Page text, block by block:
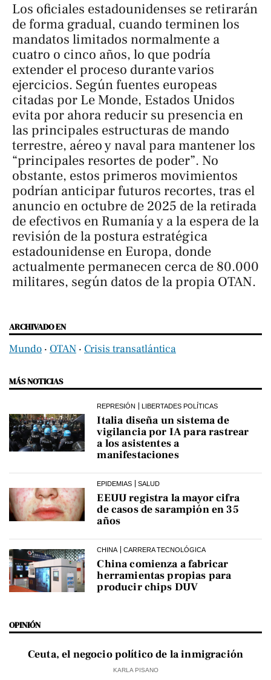
Los oficiales estadounidenses se retirarán
de forma gradual, cuando terminen los
mandatos limitados normalmente a
cuatro o cinco años, lo que podría
extender el proceso durante varios
ejercicios. Según fuentes europeas
citadas por Le Monde, Estados Unidos
evita por ahora reducir su presencia en
las principales estructuras de mando
terrestre, aéreo y naval para mantener los
“principales resortes de poder”. No
obstante, estos primeros movimientos
podrían anticipar futuros recortes, tras el
anuncio en octubre de 2025 de la retirada
de efectivos en Rumanía y a la espera de la
revisión de la postura estratégica
estadounidense en Europa, donde
actualmente permanecen cerca de 80.000
militares, según datos de la propia OTAN.
ARCHIVADO EN
Mundo ‧ OTAN ‧ Crisis transatlántica
MÁS NOTICIAS
REPRESIÓN LIBERTADES POLÍTICAS
Italia diseña un sistema de
vigilancia por IA para rastrear
a los asistentes a
manifestaciones
EPIDEMIAS SALUD
EEUU registra la mayor cifra
de casos de sarampión en 35
años
CHINA CARRERA TECNOLÓGICA
China comienza a fabricar
herramientas propias para
producir chips DUV
OPINIÓN
Ceuta, el negocio político de la inmigración
KARLA PISANO